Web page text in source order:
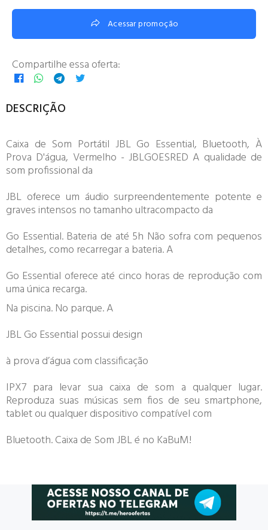
Acessar promoção
Compartilhe essa oferta:
DESCRIÇÃO
Caixa de Som Portátil JBL Go Essential, Bluetooth, À
Prova D'água, Vermelho - JBLGOESRED A qualidade de
som profissional da
JBL oferece um áudio surpreendentemente potente e
graves intensos no tamanho ultracompacto da
Go Essential. Bateria de até 5h Não sofra com pequenos
detalhes, como recarregar a bateria. A
Go Essential oferece até cinco horas de reprodução com
uma única recarga.
Na piscina. No parque. A
JBL Go Essential possui design
à prova d’água com classificação
IPX7 para levar sua caixa de som a qualquer lugar.
Reproduza suas músicas sem fios de seu smartphone,
tablet ou qualquer dispositivo compatível com
Bluetooth. Caixa de Som JBL é no KaBuM!